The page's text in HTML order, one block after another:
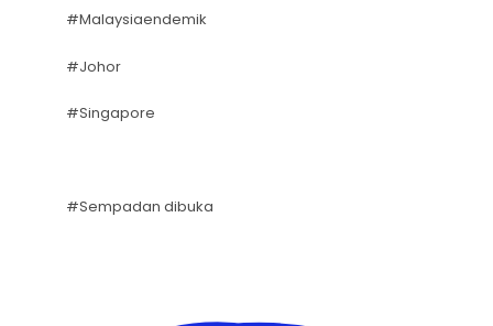
#Malaysiaendemik
#Johor
#Singapore
#Sempadan dibuka